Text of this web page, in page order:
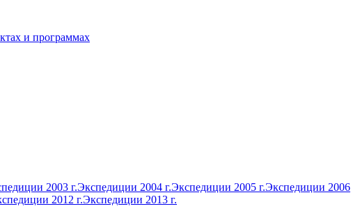
и программах
2003 г.Экспедиции 2004 г.Экспедиции 2005 г.Экспедиции 2006
2012 г.Экспедиции 2013 г.